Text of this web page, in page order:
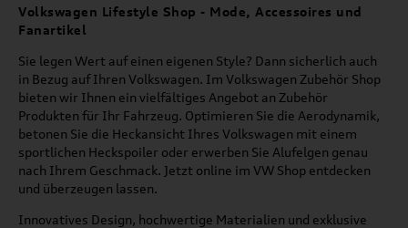
Volkswagen Lifestyle Shop - Mode, Accessoires und
Fanartikel
Sie legen Wert auf einen eigenen Style? Dann sicherlich auch
in Bezug auf Ihren Volkswagen. Im Volkswagen Zubehör Shop
bieten wir Ihnen ein vielfältiges Angebot an Zubehör
Produkten für Ihr Fahrzeug. Optimieren Sie die Aerodynamik,
betonen Sie die Heckansicht Ihres Volkswagen mit einem
sportlichen Heckspoiler oder erwerben Sie Alufelgen genau
nach Ihrem Geschmack. Jetzt online im VW Shop entdecken
und überzeugen lassen.
Innovatives Design, hochwertige Materialien und exklusive